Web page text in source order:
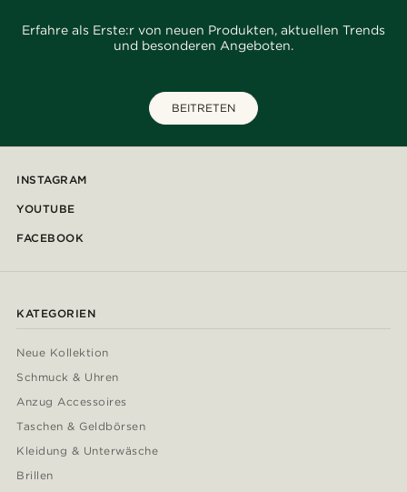
Erfahre als Erste:r von neuen Produkten, aktuellen Trends
und besonderen Angeboten.
BEITRETEN
INSTAGRAM
YOUTUBE
FACEBOOK
KATEGORIEN
Neue Kollektion
Schmuck & Uhren
Anzug Accessoires
Taschen & Geldbörsen
Kleidung & Unterwäsche
Brillen